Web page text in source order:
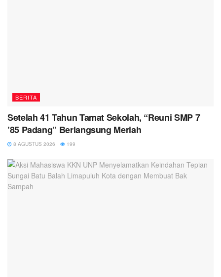
BERITA
Setelah 41 Tahun Tamat Sekolah, “Reuni SMP 7
’85 Padang” Berlangsung Meriah
8 AGUSTUS 2026 199